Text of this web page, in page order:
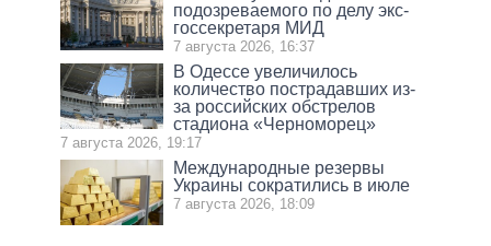
подозреваемого по делу экс-
госсекретаря МИД
7 августа 2026, 16:37
В Одессе увеличилось
количество пострадавших из-
за российских обстрелов
стадиона «Черноморец»
7 августа 2026, 19:17
Международные резервы
Украины сократились в июле
7 августа 2026, 18:09